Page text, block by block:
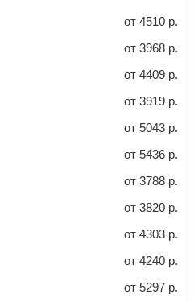
класс
от выбранного тарифа:
все перепроверьте
банк, банковской картой,
в течение 10 минут к вам на
билет с данными о вашем
только паспорт.
от 4510 р.
от 3968 р.
от 4409 р.
от 3919 р.
от 5043 р.
от 5436 р.
от 3788 р.
от 3820 р.
от 4303 р.
от 4240 р.
от 5297 р.